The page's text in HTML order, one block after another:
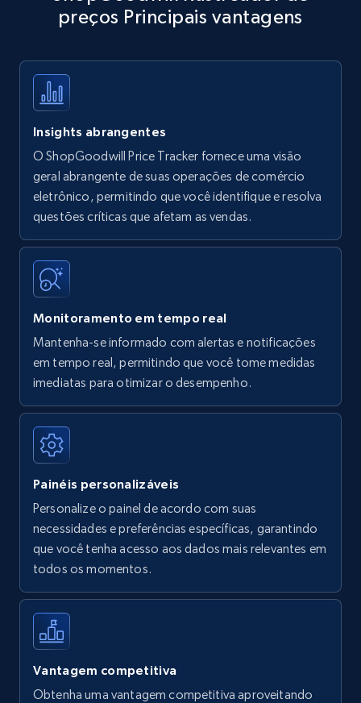
Title, Seller name, Brand, Description, Initial
35.3K+
Amazon products - find products by using
upc numbers
Title, Seller name, Brand, Description, Initial
price, Currency, Availability, Reviews count, and
35.3K+
Amazon Reviews
URL, Product name, Product rating, Product
Author name, Asin, and more.
7.4K+ 870+
Walmart - products
Specifications, Image urls, Top reviews, and
more.
5.6K+ 875+
preços Principais vantagens
Insights abrangentes
O ShopGoodwill Price Tracker fornece uma visão
geral abrangente de suas operações de comércio
eletrônico, permitindo que você identifique e resolva
questões críticas que afetam as vendas.
Monitoramento em tempo real
Mantenha-se informado com alertas e notificações
em tempo real, permitindo que você tome medidas
imediatas para otimizar o desempenho.
Painéis personalizáveis
Personalize o painel de acordo com suas
necessidades e preferências específicas, garantindo
que você tenha acesso aos dados mais relevantes em
todos os momentos.
Vantagem competitiva
Obtenha uma vantagem competitiva aproveitando